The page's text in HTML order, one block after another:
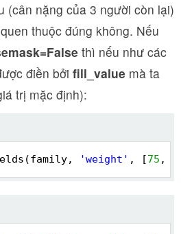
(cân nặng của 3 người còn lại)
thuộc đúng không. Nếu
thì nếu như các
điền bởi fill_value mà ta
trị mặc định):
'weight' , [75 ,